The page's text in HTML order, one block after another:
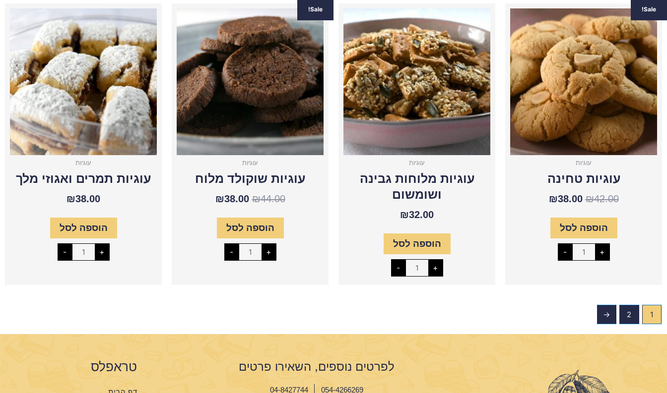
Sale!
עוגיות
עוגיות טחינה
₪42.00
המחיר
המקורי
היה:
₪42.00.
₪38.00
המחיר
הנוכחי
הוא:
₪38.00.
הוספה לסל
-
כמות
של
עוגיות
טחינה
+
עוגיות
עוגיות מלוחות גבינה
ושומשום
₪32.00
הוספה לסל
-
עוגיות
מלוחות
גבינה
ושומשום
+
Sale!
עוגיות
עוגיות שוקולד מלוח
₪44.00
המקורי
היה:
₪44.00.
₪38.00
הנוכחי
הוא:
₪38.00.
הוספה לסל
-
של
עוגיות
שוקולד
מלוח
+
עוגיות
עוגיות תמרים ואגוזי מלך
₪38.00
הוספה לסל
-
כמות
של
עוגיות
תמרים
ואגוזי
מלך
+
1
2
←
לפרטים נוספים, השאירו פרטים
054-4266269
04-8427744
טראפלס